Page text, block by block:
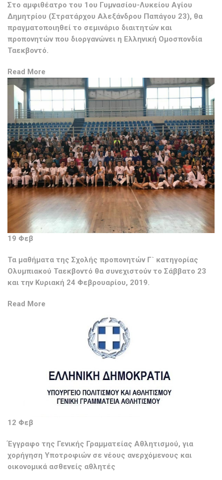
Στο αμφιθέατρο του 1ου Γυμνασίου-Λυκείου Αγίου
Δημητρίου (Στρατάρχου Αλεξάνδρου Παπάγου 23), θα
πραγματοποιηθεί το σεμινάριο διαιτητών και
προπονητών που διοργανώνει η Ελληνική Ομοσπονδία
Ταεκβοντό.
Read More
19 Φεβ
Τα μαθήματα της Σχολής προπονητών Γ` κατηγορίας
Ολυμπιακού Ταεκβοντό θα συνεχιστούν το Σάββατο 23
και την Κυριακή 24 Φεβρουαρίου, 2019.
Read More
12 Φεβ
Έγγραφο της Γενικής Γραμματείας Αθλητισμού, για
χορήγηση Υποτροφιών σε νέους ανερχόμενους και
οικονομικά ασθενείς αθλητές